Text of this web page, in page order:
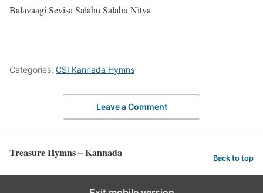
Balavaagi Sevisa Salahu Salahu Nitya
Categories: CSI Kannada Hymns
Leave a Comment
Treasure Hymns – Kannada Back to top